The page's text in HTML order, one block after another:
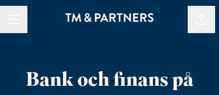
Bank och finans på